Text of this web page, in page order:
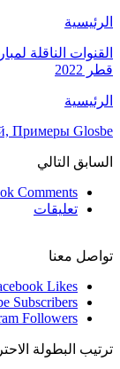
الرئيسية
القنوات الناقلة
قطر 2022
الرئيسية
Примеры Glosbe
السابق التالي
Comments
تعليقات
تواصل معنا
Likes
Subscribers
Followers
ترتيب البطولة